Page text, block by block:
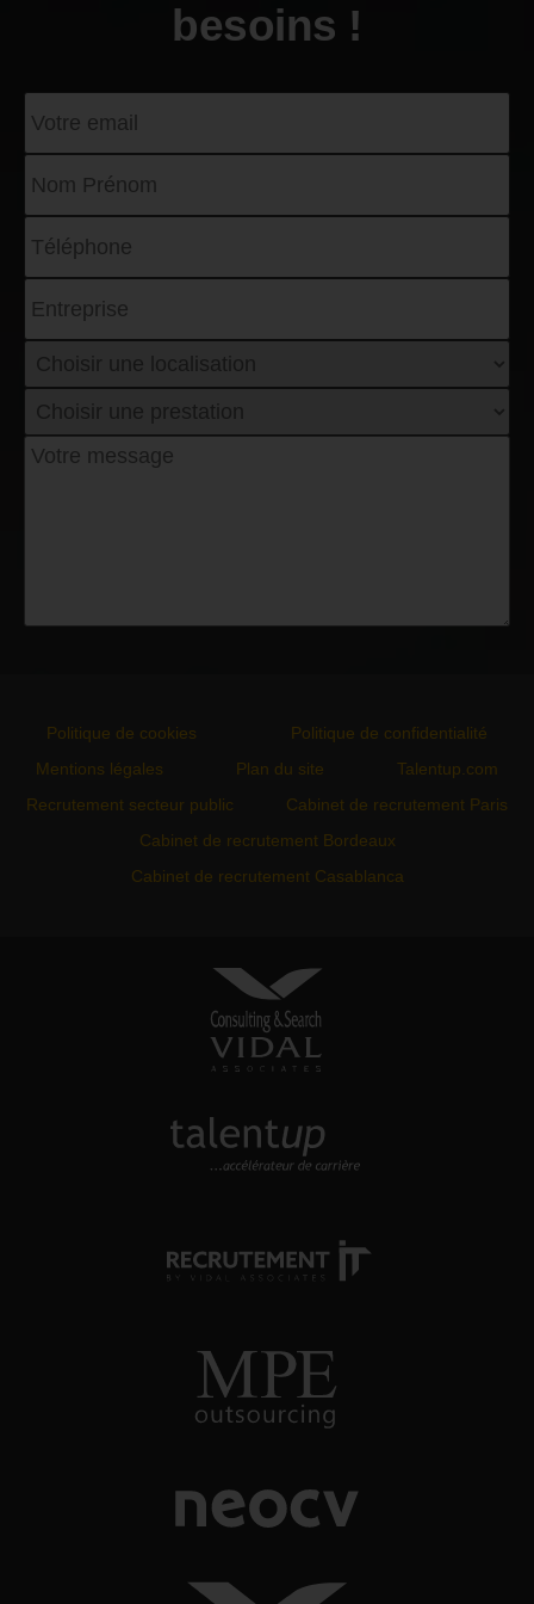
besoins !
Politique de cookies
Politique de confidentialité
Mentions légales
Plan du site
Talentup.com
Recrutement secteur public
Cabinet de recrutement Paris
Cabinet de recrutement Bordeaux
Cabinet de recrutement Casablanca
VIDAL ASSOCIATES
conseil en recrutement et
approche directe
TALENTUP
découvrez notre site carrière
RECRUTEMENT-IT
toutes nos offres d'emploi dans
MPE OUTSOURCING
conseil et recrutement énergie, oil
& gas
NEOCV
application tracking system